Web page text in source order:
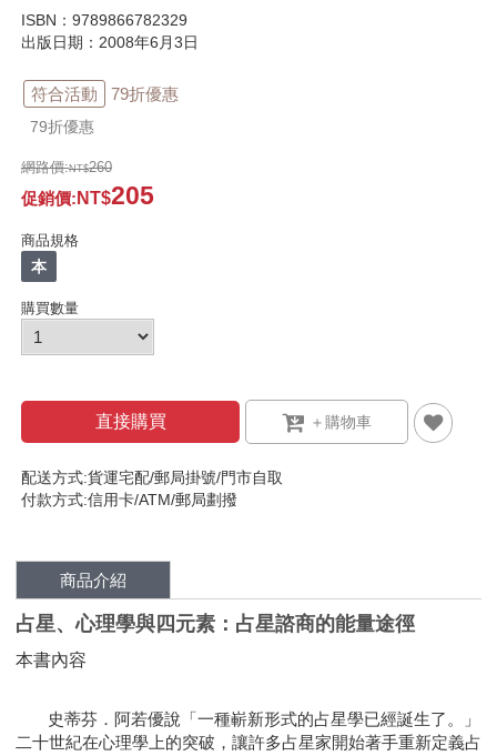
ISBN：9789866782329
出版日期：2008年6月3日
符合活動 79折優惠
79折優惠
網路價: 260
促銷價: 205
商品規格
本
購買數量
直接購買
配送方式:貨運宅配/郵局掛號/門市自取
付款方式:信用卡/ATM/郵局劃撥
商品介紹
占星、心理學與四元素：占星諮商的能量途徑
本書內容
史蒂芬．阿若優說「一種嶄新形式的占星學已經誕生了。
」
二十世紀在心理學上的突破，讓許多占星家開始著手重新定義占